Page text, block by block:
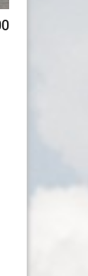
Apple